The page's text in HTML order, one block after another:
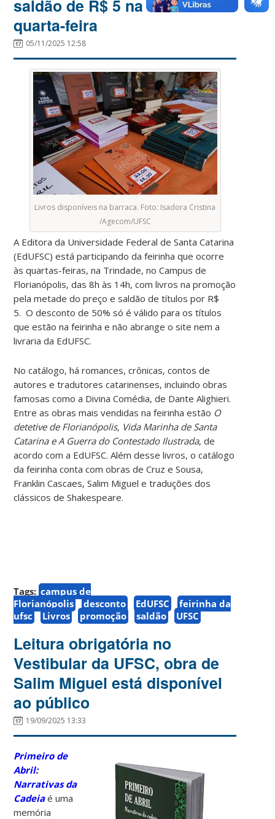
saldão de R$ 5 na feirinha de
quarta-feira
05/11/2025 12:58
Livros disponíveis na barraca. Foto: Isadora Cristina
/Agecom/UFSC
A Editora da Universidade Federal de Santa Catarina
(EdUFSC) está participando da feirinha que ocorre
às quartas-feiras, na Trindade, no Campus de
Florianópolis, das 8h às 14h, com livros na promoção
pela metade do preço e saldão de títulos por R$
5. O desconto de 50% só é válido para os títulos
que estão na feirinha e não abrange o site nem a
livraria da EdUFSC.
No catálogo, há romances, crônicas, contos de
autores e tradutores catarinenses, incluindo obras
famosas como a Divina Comédia, de Dante Alighieri.
Entre as obras mais vendidas na feirinha estão O
detetive de Florianópolis, Vida Marinha de Santa
Catarina e A Guerra do Contestado Ilustrada, de
acordo com a EdUFSC. Além desse livros, o catálogo
da feirinha conta com obras de Cruz e Sousa,
Franklin Cascaes, Salim Miguel e traduções dos
clássicos de Shakespeare.
Tags: campus de
Florianópolis
desconto EdUFSC
feirinha da
ufsc
Livros promoção saldão UFSC
Leitura obrigatória no
Vestibular da UFSC, obra de
Salim Miguel está disponível
ao público
19/09/2025 13:33
Primeiro de
Abril:
Narrativas da
Cadeia é uma
memória